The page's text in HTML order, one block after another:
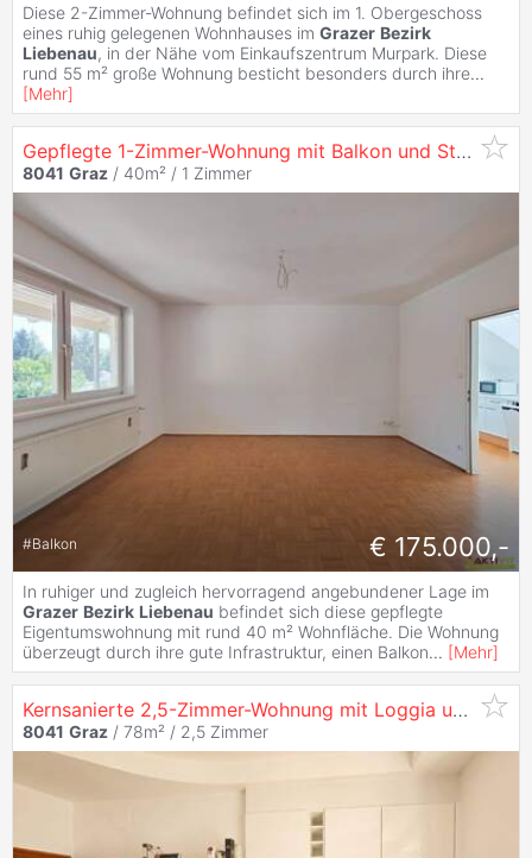
Diese 2-Zimmer-Wohnung befindet sich im 1. Obergeschoss
eines ruhig gelegenen Wohnhauses im Grazer Bezirk
Liebenau, in der Nähe vom Einkaufszentrum Murpark. Diese
rund 55 m² große Wohnung besticht besonders durch ihre...
[Mehr]
Gepflegte 1-Zimmer-Wohnung mit Balkon und Stellplatz in
8041 Graz / 40m² / 1 Zimmer
#Balkon € 175.000,-
In ruhiger und zugleich hervorragend angebundener Lage im
Grazer Bezirk Liebenau befindet sich diese gepflegte
Eigentumswohnung mit rund 40 m² Wohnfläche. Die Wohnung
überzeugt durch ihre gute Infrastruktur, einen Balkon... [Mehr]
Kernsanierte 2,5-Zimmer-Wohnung mit Loggia und Garage in
8041 Graz / 78m² / 2,5 Zimmer